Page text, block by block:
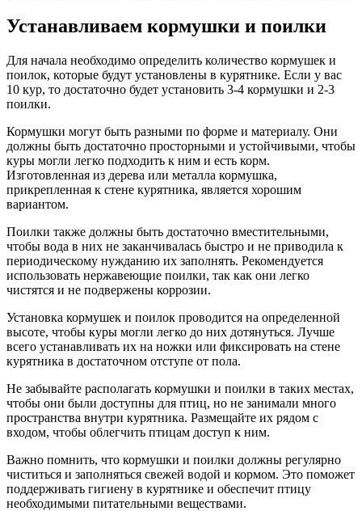
Устанавливаем кормушки и поилки
Для начала необходимо определить количество кормушек и
поилок, которые будут установлены в курятнике. Если у вас
10 кур, то достаточно будет установить 3-4 кормушки и 2-3
поилки.
Кормушки могут быть разными по форме и материалу. Они
должны быть достаточно просторными и устойчивыми, чтобы
куры могли легко подходить к ним и есть корм.
Изготовленная из дерева или металла кормушка,
прикрепленная к стене курятника, является хорошим
вариантом.
Поилки также должны быть достаточно вместительными,
чтобы вода в них не заканчивалась быстро и не приводила к
периодическому нужданию их заполнять. Рекомендуется
использовать нержавеющие поилки, так как они легко
чистятся и не подвержены коррозии.
Установка кормушек и поилок проводится на определенной
высоте, чтобы куры могли легко до них дотянуться. Лучше
всего устанавливать их на ножки или фиксировать на стене
курятника в достаточном отступе от пола.
Не забывайте располагать кормушки и поилки в таких местах,
чтобы они были доступны для птиц, но не занимали много
пространства внутри курятника. Размещайте их рядом с
входом, чтобы облегчить птицам доступ к ним.
Важно помнить, что кормушки и поилки должны регулярно
чиститься и заполняться свежей водой и кормом. Это поможет
поддерживать гигиену в курятнике и обеспечит птицу
необходимыми питательными веществами.